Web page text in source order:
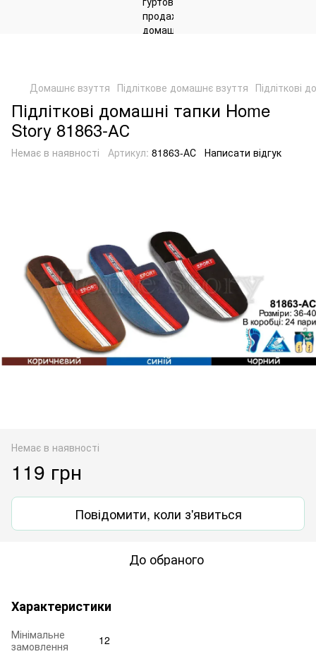
Домашнє взуття Підліткове домашнє взуття Підліткові
Підліткові домашні тапки Home
Story 81863-АС
Немає в наявності Артикул: 81863-АС Написати відгук
Немає в наявності
119 грн
Повідомити, коли з'явиться
До обраного
Характеристики
Мінімальне
замовлення
12